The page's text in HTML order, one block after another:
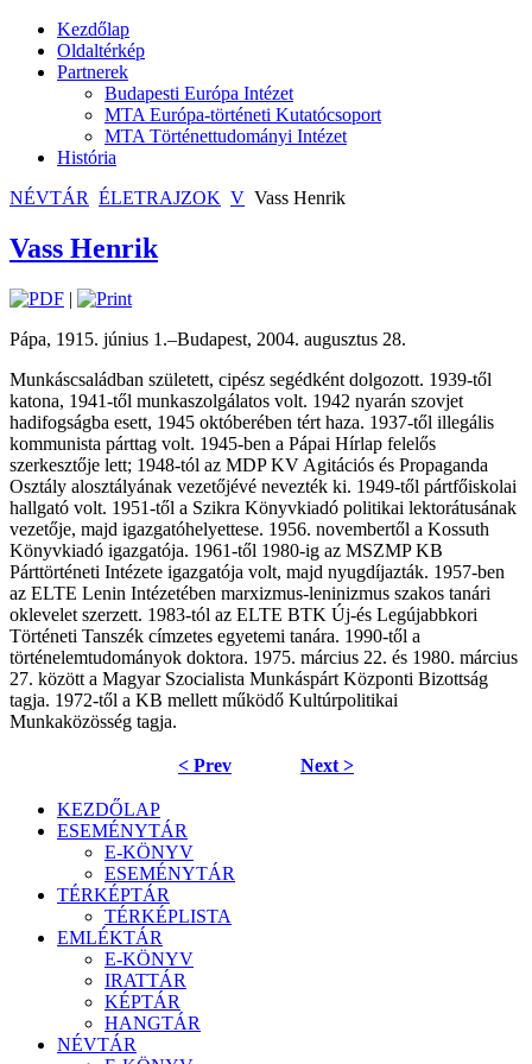
Kezdőlap
Oldaltérkép
Partnerek
Budapesti Európa Intézet
MTA Európa-történeti Kutatócsoport
MTA Történettudományi Intézet
História
NÉVTÁR ÉLETRAJZOK V Vass Henrik
Vass Henrik
|
Pápa, 1915. június 1.–Budapest, 2004. augusztus 28.
Munkáscsaládban született, cipész segédként dolgozott. 1939-től
katona, 1941-től munkaszolgálatos volt. 1942 nyarán szovjet
hadifogságba esett, 1945 októberében tért haza. 1937-től illegális
kommunista párttag volt. 1945-ben a Pápai Hírlap felelős
szerkesztője lett; 1948-tól az MDP KV Agitációs és Propaganda
Osztály alosztályának vezetőjévé nevezték ki. 1949-től pártfőiskolai
hallgató volt. 1951-től a Szikra Könyvkiadó politikai lektorátusának
vezetője, majd igazgatóhelyettese. 1956. novembertől a Kossuth
Könyvkiadó igazgatója. 1961-től 1980-ig az MSZMP KB
Párttörténeti Intézete igazgatója volt, majd nyugdíjazták. 1957-ben
az ELTE Lenin Intézetében marxizmus-leninizmus szakos tanári
oklevelet szerzett. 1983-tól az ELTE BTK Új-és Legújabbkori
Történeti Tanszék címzetes egyetemi tanára. 1990-től a
történelemtudományok doktora. 1975. március 22. és 1980. március
27. között a Magyar Szocialista Munkáspárt Központi Bizottság
tagja. 1972-től a KB mellett működő Kultúrpolitikai
Munkaközösség tagja.
< Prev Next >
KEZDŐLAP
ESEMÉNYTÁR
E-KÖNYV
ESEMÉNYTÁR
TÉRKÉPTÁR
TÉRKÉPLISTA
EMLÉKTÁR
E-KÖNYV
IRATTÁR
KÉPTÁR
HANGTÁR
NÉVTÁR